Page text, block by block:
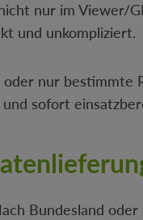
nur im Viewer/
und unkompliziert.
nur
sofort
Bundesland